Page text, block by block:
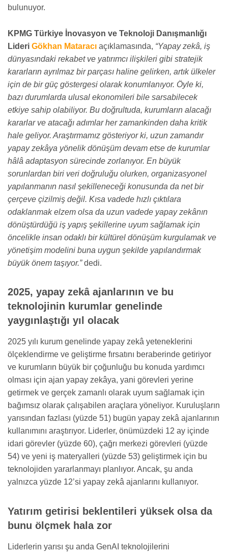
bulunuyor.
KPMG Türkiye İnovasyon ve Teknoloji Danışmanlığı
Lideri Gökhan Mataracı açıklamasında, “Yapay zekâ, iş
dünyasındaki rekabet ve yatırımcı ilişkileri gibi stratejik
kararların ayrılmaz bir parçası haline gelirken, artık ülkeler
için de bir güç göstergesi olarak konumlanıyor. Öyle ki,
bazı durumlarda ulusal ekonomileri bile sarsabilecek
etkiye sahip olabiliyor. Bu doğrultuda, kurumların alacağı
kararlar ve atacağı adımlar her zamankinden daha kritik
hale geliyor. Araştırmamız gösteriyor ki, uzun zamandır
yapay zekâya yönelik dönüşüm devam etse de kurumlar
hâlâ adaptasyon sürecinde zorlanıyor. En büyük
sorunlardan biri veri doğruluğu olurken, organizasyonel
yapılanmanın nasıl şekilleneceği konusunda da net bir
çerçeve çizilmiş değil. Kısa vadede hızlı çıktılara
odaklanmak elzem olsa da uzun vadede yapay zekânın
dönüştürdüğü iş yapış şekillerine uyum sağlamak için
öncelikle insan odaklı bir kültürel dönüşüm kurgulamak ve
yönetişim modelini buna uygun şekilde yapılandırmak
büyük önem taşıyor.”dedi.
2025, yapay zekâ ajanlarının ve bu
teknolojinin kurumlar genelinde
yaygınlaştığı yıl olacak
2025 yılı kurum genelinde yapay zekâ yeteneklerini
ölçeklendirme ve geliştirme fırsatını beraberinde getiriyor
ve kurumların büyük bir çoğunluğu bu konuda yardımcı
olması için ajan yapay zekâya, yani görevleri yerine
getirmek ve gerçek zamanlı olarak uyum sağlamak için
bağımsız olarak çalışabilen araçlara yöneliyor. Kuruluşların
yarısından fazlası (yüzde 51) bugün yapay zekâ ajanlarının
kullanımını araştırıyor. Liderler, önümüzdeki 12 ay içinde
idari görevler (yüzde 60), çağrı merkezi görevleri (yüzde
54) ve yeni iş materyalleri (yüzde 53) geliştirmek için bu
teknolojiden yararlanmayı planlıyor. Ancak, şu anda
yalnızca yüzde 12’si yapay zekâ ajanlarını kullanıyor.
Yatırım getirisi beklentileri yüksek olsa da
bunu ölçmek hala zor
Liderlerin yarısı şu anda GenAI teknolojilerini